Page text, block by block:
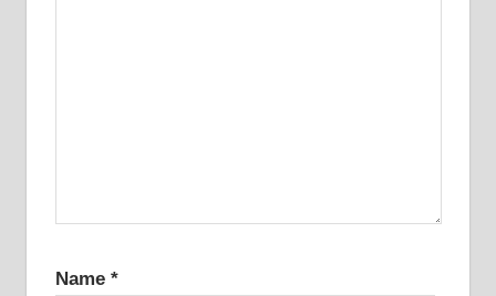
Name *